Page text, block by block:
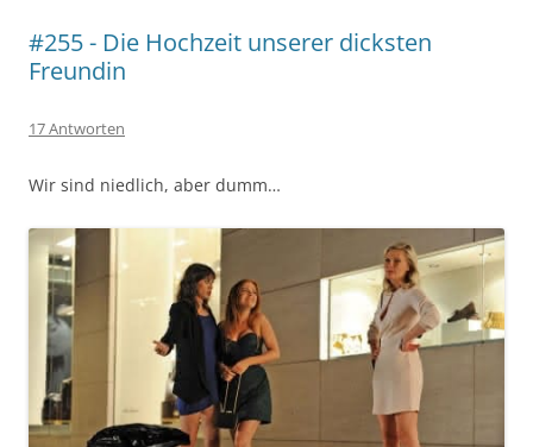
#255 - Die Hochzeit unserer dicksten
Freundin
17 Antworten
Wir sind niedlich, aber dumm…